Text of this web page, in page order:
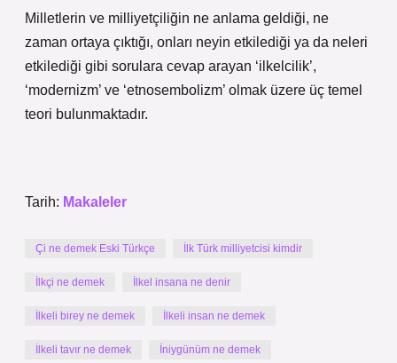
Milletlerin ve milliyetçiliğin ne anlama geldiği, ne
zaman ortaya çıktığı, onları neyin etkilediği ya da neleri
etkilediği gibi sorulara cevap arayan ‘ilkelcilik’,
‘modernizm’ ve ‘etnosembolizm’ olmak üzere üç temel
teori bulunmaktadır.
Tarih: Makaleler
Çi ne demek Eski Türkçe İlk Türk milliyetcisi kimdir
İlkçi ne demek İlkel insana ne denir
İlkeli birey ne demek İlkeli insan ne demek
İlkeli tavır ne demek İniygünüm ne demek